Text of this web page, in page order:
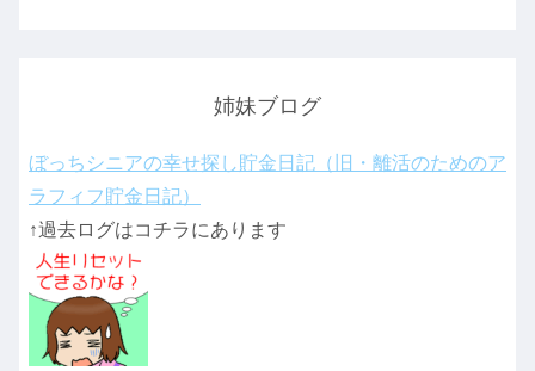
姉妹ブログ
ぼっちシニアの幸せ探し貯金日記（旧・離活のためのア
ラフィフ貯金日記）
↑過去ログはコチラにあります